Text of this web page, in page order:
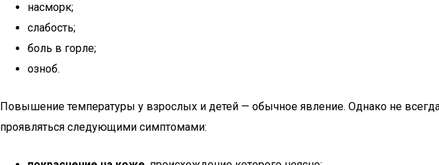
насморк;
слабость;
боль в горле;
озноб.
Повышение температуры у взрослых и детей — обычное явление. Однако не
проявляться следующими симптомами: